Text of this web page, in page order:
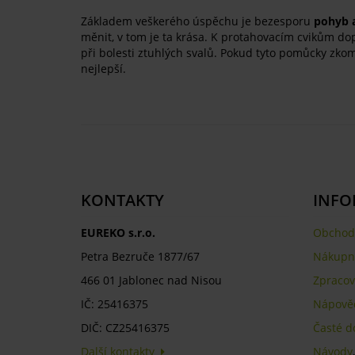
Základem veškerého úspěchu je bezesporu pohyb
měnit, v tom je ta krása. K protahovacím cvikům
při bolesti ztuhlých svalů. Pokud tyto pomůcky
nejlepší.
KONTAKTY
EUREKO s.r.o.
Petra Bezruče 1877/67
466 01 Jablonec nad Nisou
IČ: 25416375
DIČ: CZ25416375
Další kontakty
Časté
Návody